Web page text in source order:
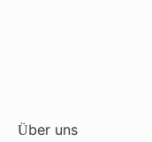
Über uns